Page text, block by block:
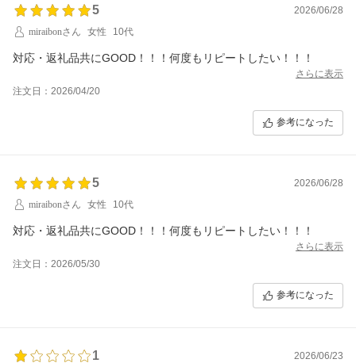
5
2026/06/28
miraibonさん
女性 10代
対応・返礼品共にGOOD！！！何度もリピートしたい！！！
さらに表示
注文日：2026/04/20
参考になった
5
2026/06/28
miraibonさん
女性 10代
対応・返礼品共にGOOD！！！何度もリピートしたい！！！
さらに表示
注文日：2026/05/30
参考になった
1
2026/06/23